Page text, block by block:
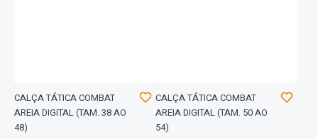
CALÇA TÁTICA COMBAT
AREIA DIGITAL (TAM. 38 AO
48)
CALÇA TÁTICA COMBAT
AREIA DIGITAL (TAM. 50 AO
54)